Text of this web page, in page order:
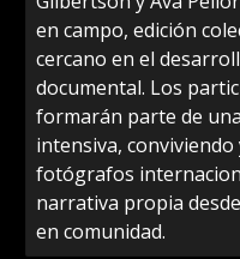
en campo, edición
cercano en el
documental. Los
formarán parte de
intensiva,
fotógrafos
narrativa propia
en comunidad.